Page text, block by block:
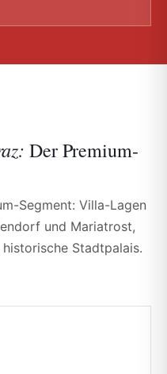
Der Premium-
Segment: Villa-Lagen
und Mariatrost,
Stadtpalais.